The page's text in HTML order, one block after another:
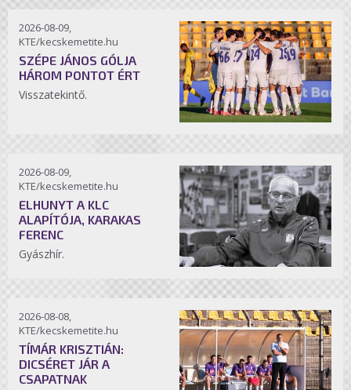
2026-08-09,
KTE/kecskemetite.hu
SZÉPE JÁNOS GÓLJA
HÁROM PONTOT ÉRT
Visszatekintő.
2026-08-09,
KTE/kecskemetite.hu
ELHUNYT A KLC
ALAPÍTÓJA, KARAKAS
FERENC
Gyászhír.
2026-08-08,
KTE/kecskemetite.hu
TÍMÁR KRISZTIÁN:
DICSÉRET JÁR A
CSAPATNAK